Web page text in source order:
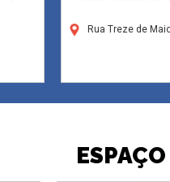
Rua Treze de